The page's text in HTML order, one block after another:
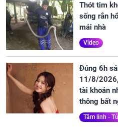
Thót tim
sống rắn
mái nhà
Video
Đúng 6h
11/8/
tài khoản
thông bất
Tâm linh -